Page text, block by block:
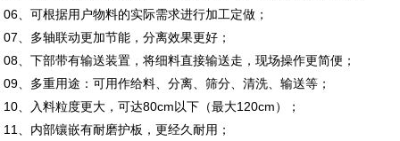
06、可根据用户物料的实际需求进行加工定做；
07、多轴联动更加节能，分离效果更好；
08、下部带有输送装置，将细料直接输送走，现场操作更简便；
09、多重用途：可用作给料、分离、筛分、清洗、输送等；
10、入料粒度更大，可达80cm以下（最大120cm）；
11、内部镶嵌有耐磨护板，更经久耐用；